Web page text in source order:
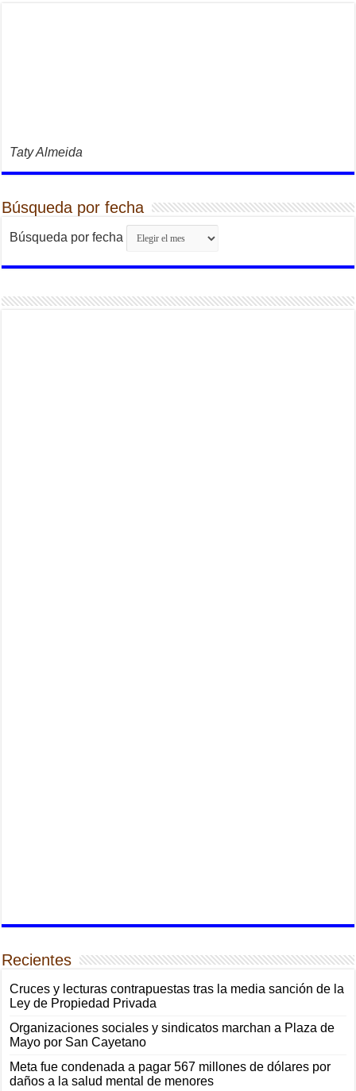
Taty Almeida
Búsqueda por fecha
Búsqueda por fecha
Recientes
Cruces y lecturas contrapuestas tras la media sanción de la
Ley de Propiedad Privada
Organizaciones sociales y sindicatos marchan a Plaza de
Mayo por San Cayetano
Meta fue condenada a pagar 567 millones de dólares por
daños a la salud mental de menores